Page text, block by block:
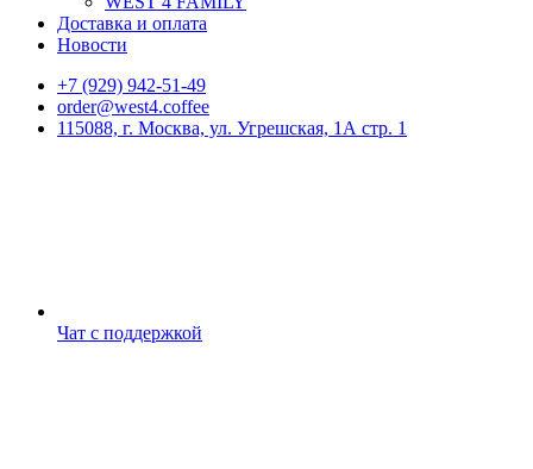
Доставка и оплата
Новости
+7 (929) 942-51-49
order@west4.coffee
115088, г. Москва, ул. Угрешская, 1А стр. 1
Чат с поддержкой